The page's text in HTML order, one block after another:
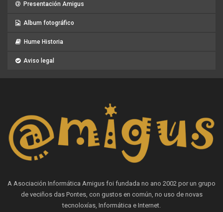
Presentación Amigus
Album fotográfico
Hume Historia
Aviso legal
A Asociación Informática Amigus foi fundada no ano 2002 por un grupo
de veciños das Pontes, con gustos en común, no uso de novas
tecnoloxías, Informática e Internet.